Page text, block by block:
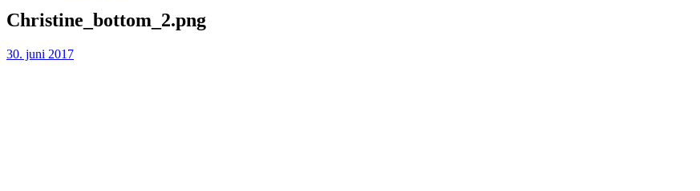
Skip
to
Christine_bottom_2.png
30. juni 2017